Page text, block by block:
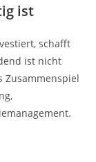
ist
schafft
ist nicht
Zusammenspiel